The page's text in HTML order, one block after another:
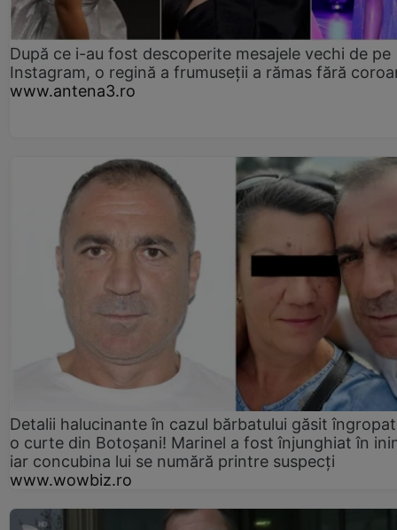
După ce i-au fost descoperite mesajele vechi de pe
Instagram, o regină a frumuseții a rămas fără
www.antena3.ro
Detalii halucinante în cazul bărbatului găsit
o curte din Botoșani! Marinel a fost înjunghiat în
iar concubina lui se numără printre suspecți
www.wowbiz.ro